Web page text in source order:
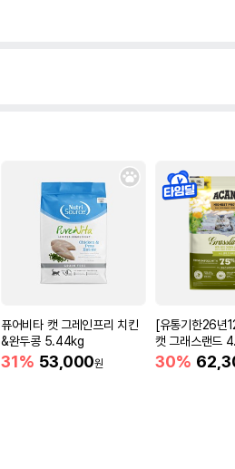
퓨어비타 캣 그레인프리 치킨
&완두콩 5.44kg
31% 53,000원
[유통기한26년
캣 그래스랜드
30%